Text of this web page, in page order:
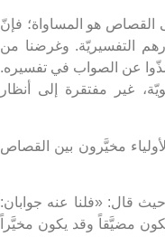
القصاص هو المساواة؛ فإنّ
التفسيريّة. وغرضنا من
عن الصواب في تفسيره.
غير مفتقرة إلى أنظار
مخيَّرون بين القصاص
قال: «فلنا عنه جوابان:
مضيَّقاً وقد يكون مخيَّراً